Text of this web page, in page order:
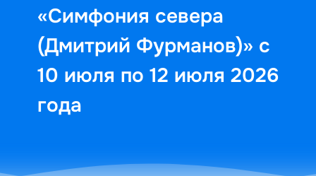
«Симфония севера
(Дмитрий Фурманов)» с
10 июля по 12 июля 2026
года